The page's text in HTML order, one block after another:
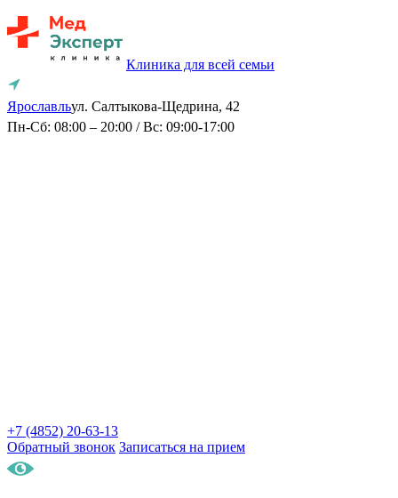
Клиника для всей семьи
Ярославльул. Салтыкова-Щедрина, 42
Пн-Сб: 08:00 – 20:00 / Вс: 09:00-17:00
+7 (4852) 20-63-13
Обратный звонок Записаться на прием